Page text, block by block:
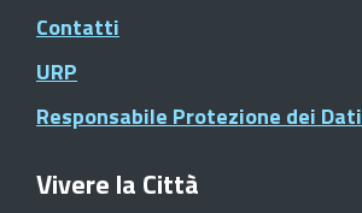
Contatti
URP
Responsabile Protezione dei Dati
Vivere la Città